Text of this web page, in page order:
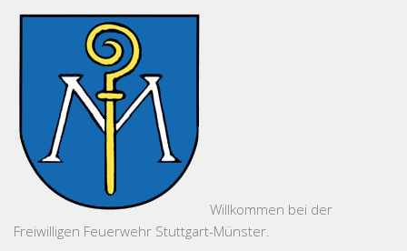
Willkommen bei der
Freiwilligen Feuerwehr Stuttgart-Münster.